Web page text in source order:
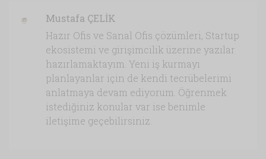
Mustafa ÇELİK
Hazır Ofis ve Sanal Ofis çözümleri, Startup
ekosistemi ve girişimcilik üzerine yazılar
hazırlamaktayım. Yeni iş kurmayı
planlayanlar için de kendi tecrübelerimi
anlatmaya devam ediyorum. Öğrenmek
istediğiniz konular var ise benimle
iletişime geçebilirsiniz.